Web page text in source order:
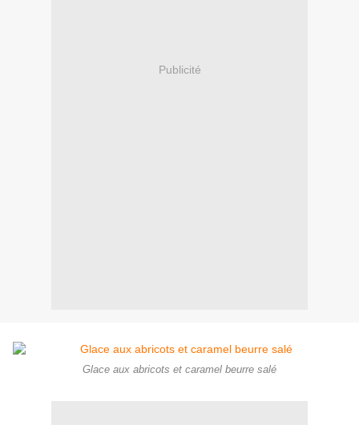
Publicité
Glace aux abricots et caramel beurre salé